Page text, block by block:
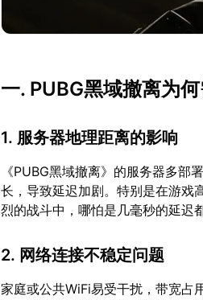
一. PUBG黑域撤离为
1. 服务器地理距离的影响
《PUBG黑域撤离》的服务器多
长，导致延迟加剧。特别是在游戏
烈的战斗中，哪怕是几毫秒的延迟
2. 网络连接不稳定问题
家庭或公共WiFi易受干扰，带宽占